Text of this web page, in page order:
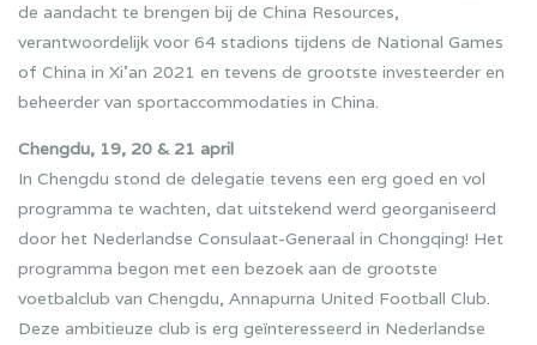
de aandacht te brengen bij de China Resources,
verantwoordelijk voor 64 stadions tijdens de National Games
of China in Xi’an 2021 en tevens de grootste investeerder en
beheerder van sportaccommodaties in China.
Chengdu, 19, 20 & 21 april
In Chengdu stond de delegatie tevens een erg goed en vol
programma te wachten, dat uitstekend werd georganiseerd
door het Nederlandse Consulaat-Generaal in Chongqing! Het
programma begon met een bezoek aan de grootste
voetbalclub van Chengdu, Annapurna United Football Club.
Deze ambitieuze club is erg geïnteresseerd in Nederlandse